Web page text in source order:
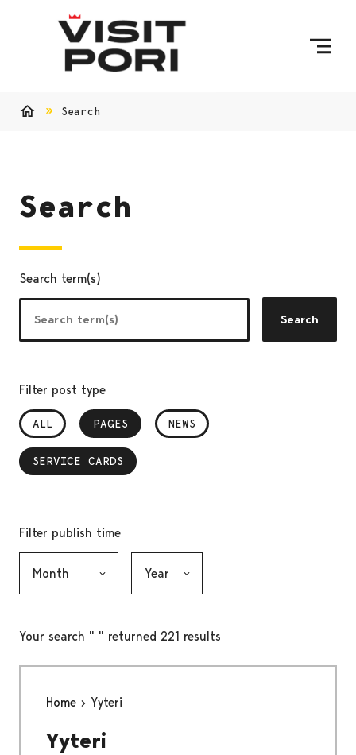
Search
Search
Search term(s)
Search
Filter post type
ALL PAGES
, SELECTED NEWS
SERVICE CARDS
, SELECTED
Filter publish time
Your search " " returned 221 results
Home Yyteri
Yyteri